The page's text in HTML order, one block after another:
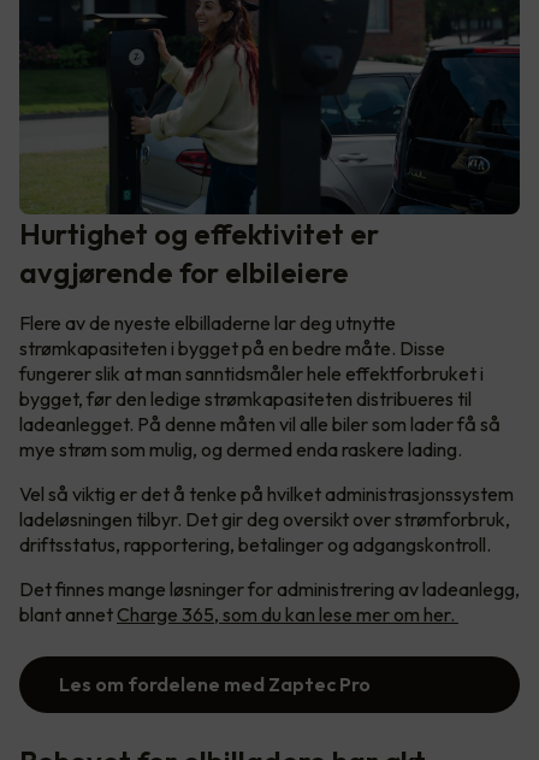
Hurtighet og effektivitet er
avgjørende for elbileiere
Flere av de nyeste elbilladerne lar deg utnytte
strømkapasiteten i bygget på en bedre måte. Disse
fungerer slik at man sanntidsmåler hele effektforbruket i
bygget, før den ledige strømkapasiteten distribueres til
ladeanlegget. På denne måten vil alle biler som lader få så
mye strøm som mulig, og dermed enda raskere lading.
Vel så viktig er det å tenke på hvilket administrasjonssystem
ladeløsningen tilbyr. Det gir deg oversikt over strømforbruk,
driftsstatus, rapportering, betalinger og adgangskontroll.
Det finnes mange løsninger for administrering av ladeanlegg,
blant annet Charge 365, som du kan lese mer om her.
Les om fordelene med Zaptec Pro